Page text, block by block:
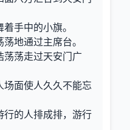
手中的小旗。
地通过主席台。
荡荡走过天安门广
场面使人久久不能忘
行的人排成排，游行